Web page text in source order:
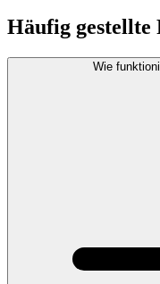
Häufig gestellte
Wie